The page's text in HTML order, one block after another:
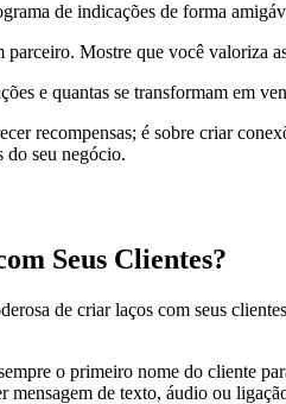
de indicações de forma
parceiro. Mostre que você valoriza
e quantas se transformam em
recompensas; é sobre criar
do seu negócio.
Seus Clientes?
de criar laços com seus
o primeiro nome do cliente
de texto, áudio ou